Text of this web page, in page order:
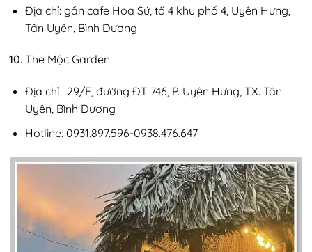
Địa chỉ: gần cafe Hoa Sứ, tổ 4 khu phố 4, Uyên Hưng,
Tân Uyên, Bình Dương
The Mộc Garden
Địa chỉ : 29/E, đường ĐT 746, P. Uyên Hưng, TX. Tân
Uyên, Bình Dương
Hotline: 0931.897.596-0938.476.647